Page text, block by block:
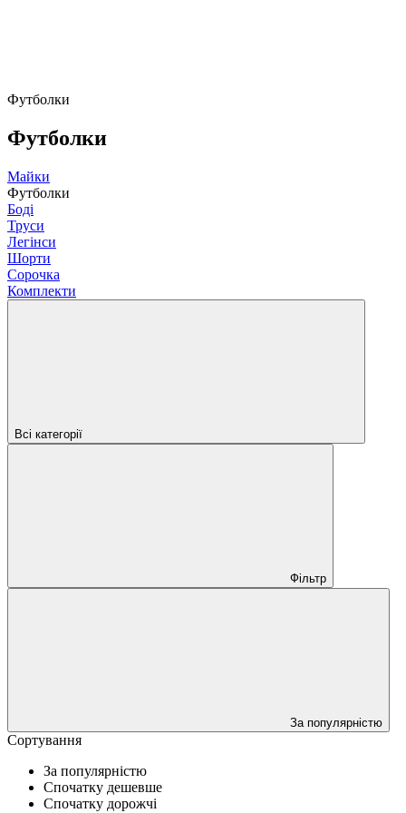
Футболки
Футболки
Майки
Футболки
Боді
Труси
Легінси
Шорти
Сорочка
Комплекти
Всі категорії
Фільтр
За популярністю
Сортування
За популярністю
Спочатку дешевше
Спочатку дорожчі